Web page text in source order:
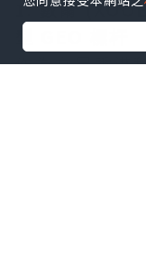
1. 數爾
作為立足香港